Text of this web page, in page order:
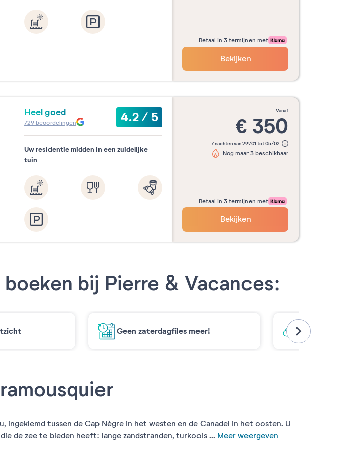
tussen de Cap Nègre in het westen en de Canadel in het oosten. U
de zee te bieden heeft: lange zandstranden, turkoois ... Meer weergeven
Betaal in 3 termijnen met
Bekijken
Heel goed 4.2/5
729beoordelingen
Uw residentie midden in een zuidelijke
tuin
vanaf
€ 350
7 nachten van 29/01 tot 05/02
Nog maar 3 beschikbaar
Betaal in 3 termijnen met
Bekijken
bij Pierre & Vacances:
Geen zaterdagfiles meer!